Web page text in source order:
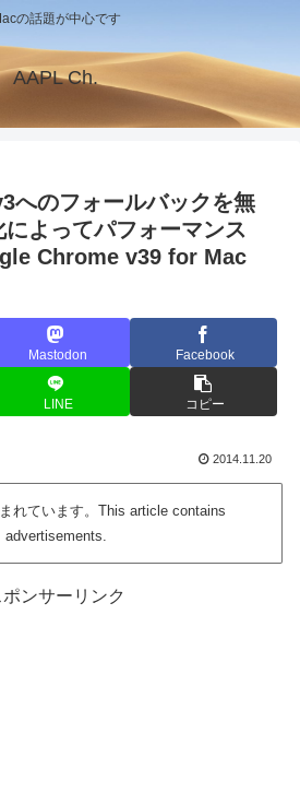
の話題が中心です
AAPL Ch.
へのフォールバックを無
よってパフォーマンス
Chrome v39 for Mac
Mastodon Facebook
LINE コピー
2014.11.20
れています。This article contains
advertisements.
ポンサーリンク